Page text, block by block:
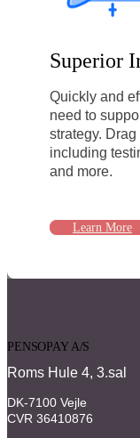
Superior
Quickly and
need to
strategy.
including
and more.
Learn More
PENSOPAY A/S
Roms Hule 4, 3.sal
DK-7100 Vejle
CVR 36410876